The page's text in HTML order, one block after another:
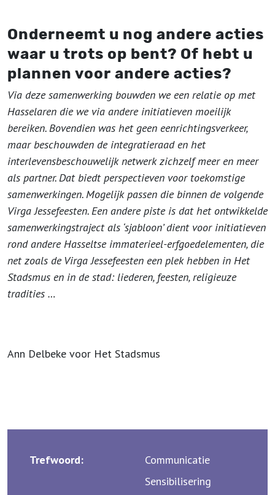
Onderneemt u nog andere acties
waar u trots op bent? Of hebt u
plannen voor andere acties?
Via deze samenwerking bouwden we een relatie op met
Hasselaren die we via andere initiatieven moeilijk
bereiken. Bovendien was het geen eenrichtingsverkeer,
maar beschouwden de integratieraad en het
interlevensbeschouwelijk netwerk zichzelf meer en meer
als partner. Dat biedt perspectieven voor toekomstige
samenwerkingen. Mogelijk passen die binnen de volgende
Virga Jessefeesten. Een andere piste is dat het ontwikkelde
samenwerkingstraject als ‘sjabloon’ dient voor initiatieven
rond andere Hasseltse immaterieel-erfgoedelementen, die
net zoals de Virga Jessefeesten een plek hebben in Het
Stadsmus en in de stad: liederen, feesten, religieuze
tradities …
Ann Delbeke voor Het Stadsmus
Trefwoord:
Communicatie
Sensibilisering